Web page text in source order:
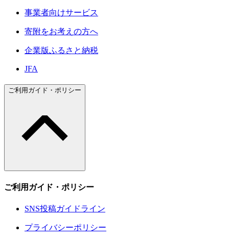
事業者向けサービス
寄附をお考えの方へ
企業版ふるさと納税
JFA
ご利用ガイド・ポリシー
ご利用ガイド・ポリシー
SNS投稿ガイドライン
プライバシーポリシー